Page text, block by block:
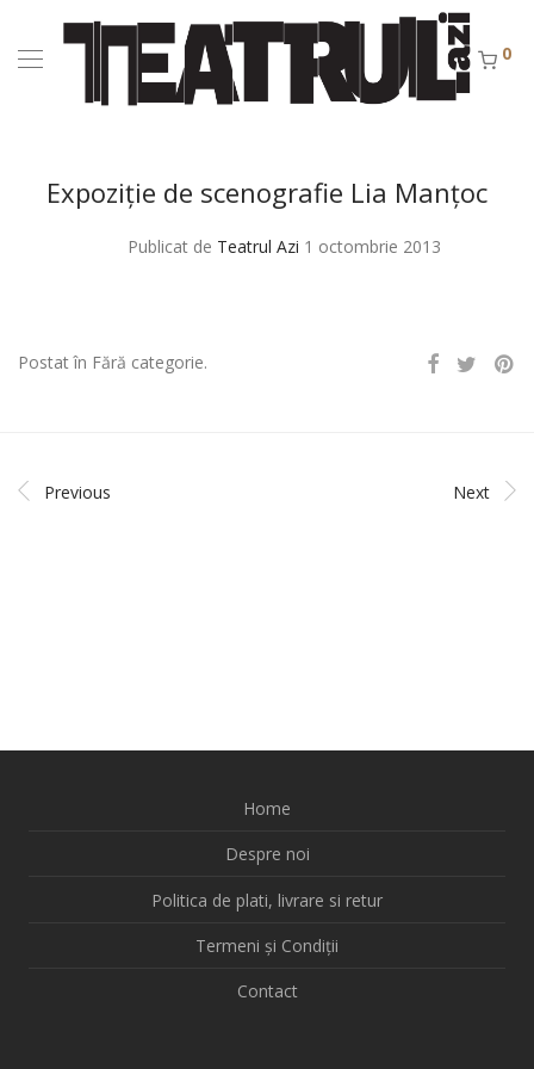
0
Expoziţie de scenografie Lia Manţoc
Publicat de Teatrul Azi 1 octombrie 2013
Postat în Fără categorie.
Previous Next
Home
Despre noi
Politica de plati, livrare si retur
Termeni și Condiții
Contact